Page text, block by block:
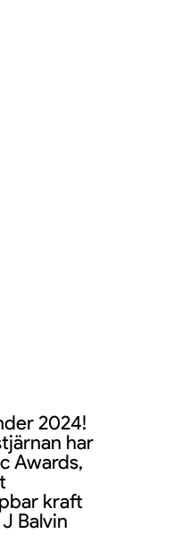
2024!
har
Awards,
kraft
Balvin